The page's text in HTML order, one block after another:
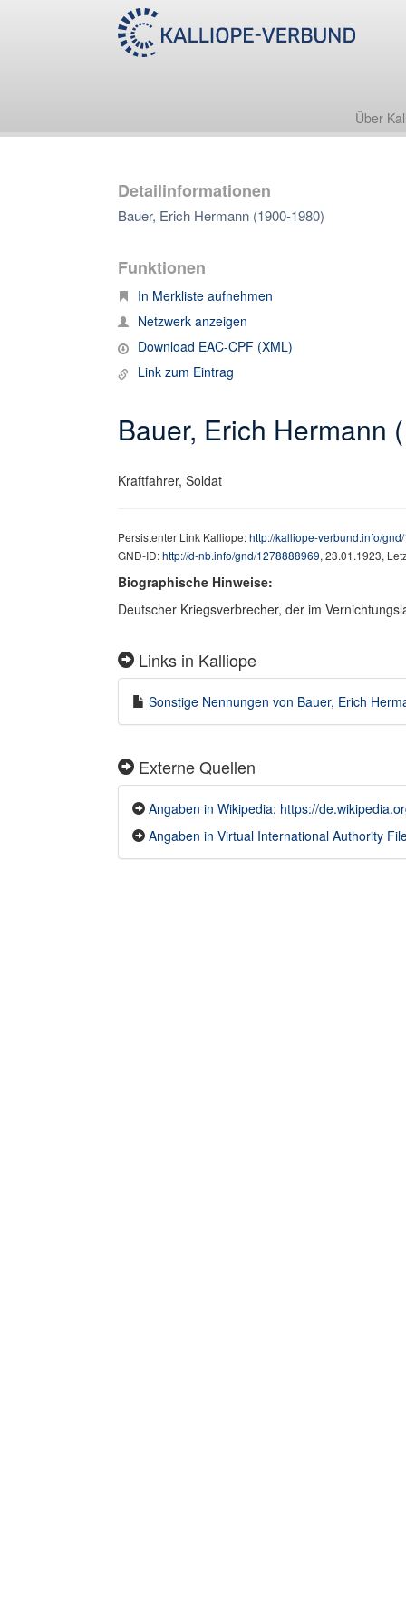
Über
Detailinformationen
Bauer, Erich Hermann (1900-1980)
Funktionen
In Merkliste aufnehmen
Netzwerk anzeigen
Download EAC-CPF (XML)
Link zum Eintrag
Bauer, Erich Hermann
Kraftfahrer, Soldat
Persistenter Link Kalliope:http://kalliope-verbund.info/
GND-ID:http://d-nb.info/gnd/1278888969, 23.01.1923,
Biographische Hinweise:
Deutscher Kriegsverbrecher, der im
Links in Kalliope
Sonstige Nennungen von Bauer, Erich
Externe Quellen
Angaben in Wikipedia: https://
Angaben in Virtual International Authority